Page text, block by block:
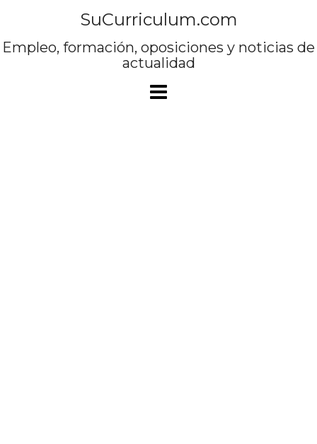
contenido
SuCurriculum.com
Empleo, formación, oposiciones y noticias de
actualidad